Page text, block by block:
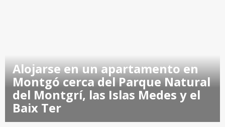
Alojarse en un apartamento en
Montgó cerca del Parque Natural
del Montgrí, las Islas Medes y el
Baix Ter